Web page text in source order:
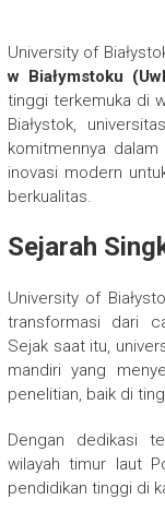
University of
w Białymstoku
tinggi terkemuka di
Białystok,
komitmennya
inovasi modern
berkualitas.
Sejarah
University of
transformasi dari
Sejak saat itu,
mandiri yang
penelitian, baik di
Dengan dedikasi
wilayah timur laut
pendidikan tinggi di